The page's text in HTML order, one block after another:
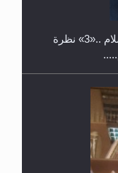
رأيٌ في لغة المسيح الموعود عليه السلام ..«3» نظرة